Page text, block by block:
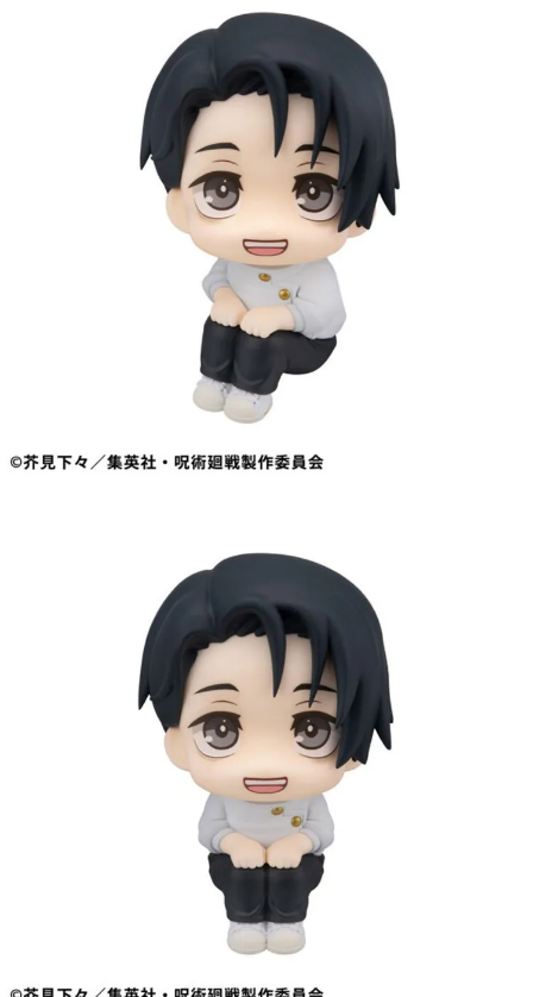
1.本服務係由「台灣大哥大股份有限公司」（以下簡稱本公司）所提供，讓
用戶於交易時，得透過本服務購買商品或服務，並由商店將買賣／分期付款
買賣價金債權讓與本公司後，依約使用本公司帳單繳交帳款。
2.基於同意付款使用「大哥付你分期」之契約關係目的，商店將以您的個人
資料（包含姓名、電話或地址）提供予台灣大哥大進項蒐集、處理及利用，
由本公司與您本人進行分期帳單所需資料之確認、核對及更正。
3.完整用戶服務條款，請詳閱以下連結：
https://oppay.tw/userRule
預購-付款後7-11取貨(舊)
每筆NT$90，滿NT$3,000(含以上)免運費
每筆NT$120，滿NT$3,000(含以上)免運費
預購-宅配(離島)(舊)
每筆NT$160，滿NT$3,000(含以上)免運費
東海門市自取，需自備購物袋取貨唷。